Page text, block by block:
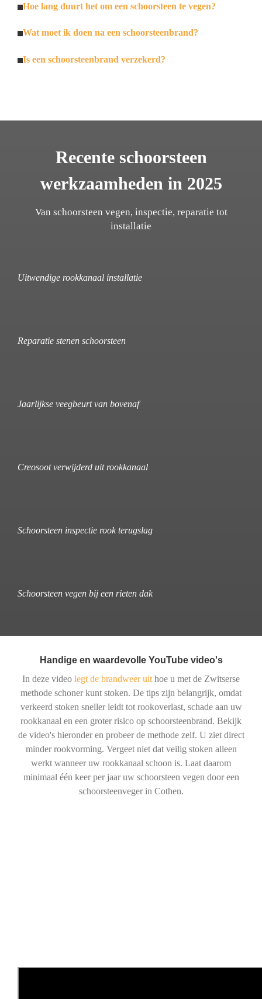
Hoe lang duurt het om een schoorsteen te vegen?
Wat moet ik doen na een schoorsteenbrand?
Is een schoorsteenbrand verzekerd?
Recente schoorsteen
werkzaamheden in 2025
Van schoorsteen vegen, inspectie, reparatie tot
installatie
Uitwendige rookkanaal installatie
Reparatie stenen schoorsteen
Jaarlijkse veegbeurt van bovenaf
Creosoot verwijderd uit rookkanaal
Schoorsteen inspectie rook terugslag
Schoorsteen vegen bij een rieten dak
Handige en waardevolle YouTube video's
In deze video legt de brandweer uit hoe u met de Zwitserse
methode schoner kunt stoken. De tips zijn belangrijk, omdat
verkeerd stoken sneller leidt tot rookoverlast, schade aan uw
rookkanaal en een groter risico op schoorsteenbrand. Bekijk
de video's hieronder en probeer de methode zelf. U ziet direct
minder rookvorming. Vergeet niet dat veilig stoken alleen
werkt wanneer uw rookkanaal schoon is. Laat daarom
minimaal één keer per jaar uw schoorsteen vegen door een
schoorsteenveger in Cothen.